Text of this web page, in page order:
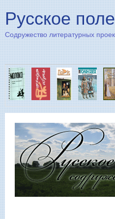
Русское поле
Содружество литературных